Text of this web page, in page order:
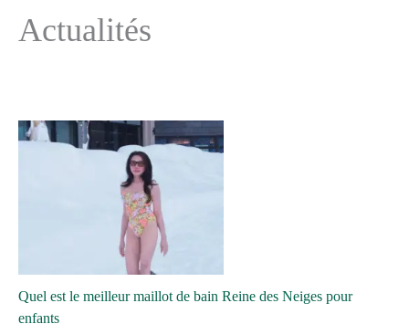
Actualités
Quel est le meilleur maillot de bain Reine des Neiges pour
enfants